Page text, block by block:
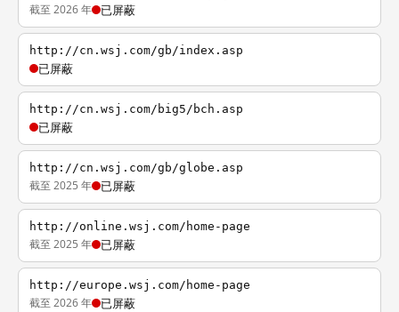
截至 2026 年 已屏蔽
http://cn.wsj.com/gb/index.asp
已屏蔽
http://cn.wsj.com/big5/bch.asp
已屏蔽
http://cn.wsj.com/gb/globe.asp
截至 2025 年 已屏蔽
http://online.wsj.com/home-page
截至 2025 年 已屏蔽
http://europe.wsj.com/home-page
截至 2026 年 已屏蔽